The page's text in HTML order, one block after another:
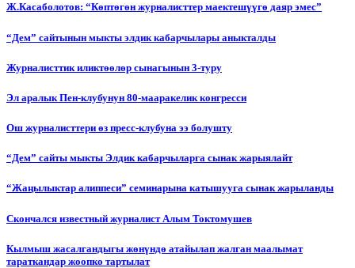
Ж.Касаболотов: “Көптөгөн журналисттер маектешүүгө даяр эмес”
“Дем” сайтынын мыкты элдик кабарчылары аныкталды
Журналисттик иликтөөлөр сынагынын 3-туру
Эл аралык Пен-клубунун 80-мааракелик конгресси
Ош журналисттери өз пресс-клубуна ээ болушту
“Дем” сайты мыкты Элдик кабарчыларга сынак жарыялайт
“Жаңылыктар алиппеси” семинарына катышууга сынак жарыланды
Cкончался известный журналист Алым Токтомушев
Кылмыш жасалгандыгы жөнүндө атайылап жалган маалымат
тараткандар жоопко тартылат